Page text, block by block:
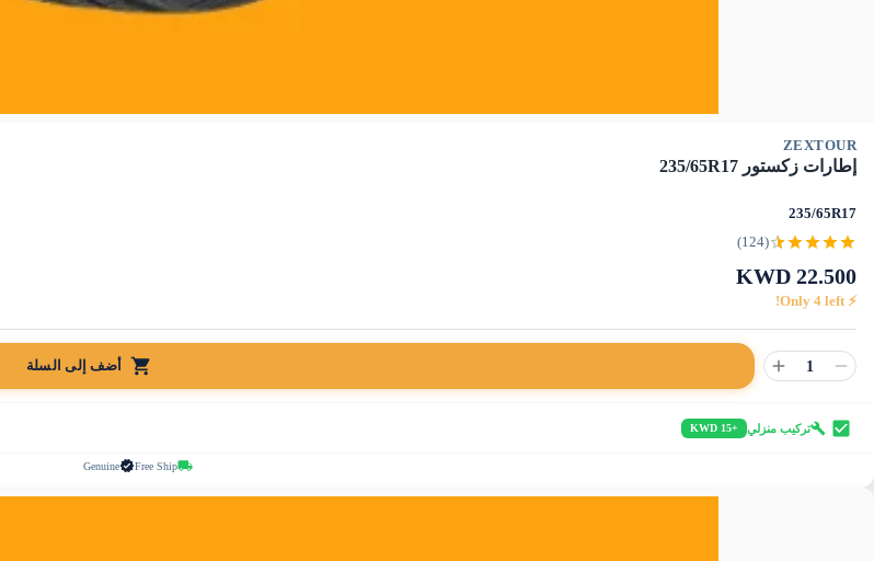
ZEXTOUR
إطارات زكستور 235/65R17
235/65R17
(124)
22.500
⚡ Only
4 left!
1 أضف إلى السلة
تركيب منزلي +15 KWD
Free Ship
Genuine